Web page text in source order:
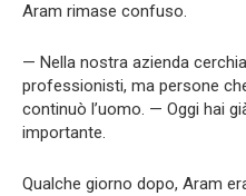
Aram rimase confuso.
— Nella nostra azienda
professionisti, ma persone
continuò l’uomo. — Oggi hai
importante.
Qualche giorno dopo, Aram